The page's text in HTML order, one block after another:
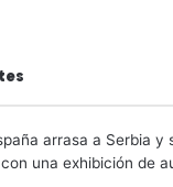
arrasa a Serbia y
una exhibición de